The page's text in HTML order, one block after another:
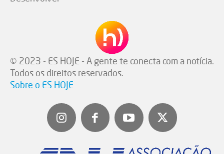
© 2023 - ES HOJE - A gente te conecta com a notícia.
Todos os direitos reservados.
Sobre o ES HOJE